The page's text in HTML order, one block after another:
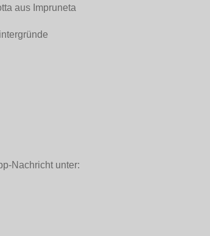
aus Impruneta
Nachricht unter: